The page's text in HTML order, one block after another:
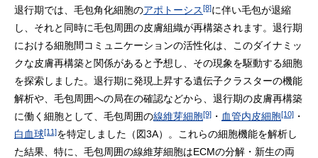
退行期では、毛包角化細胞のアポトーシス[8]に伴い毛包が退縮
し、それと同時に毛包周囲の皮膚組織が再構築されます。退行期
における細胞間コミュニケーションの活性化は、このダイナミッ
クな皮膚再構築と関係があると予想し、その現象を駆動する細胞
を探索しました。退行期に発現上昇する遺伝子クラスターの機能
解析や、毛包周囲への局在の確認などから、退行期の皮膚再構築
に働く細胞として、毛包周囲の線維芽細胞[9] ・ 血管内皮細胞[10] ・
白血球[11]を特定しました（図3A）。これらの細胞機能を解析し
た結果、特に、毛包周囲の線維芽細胞はECMの分解・新生の両